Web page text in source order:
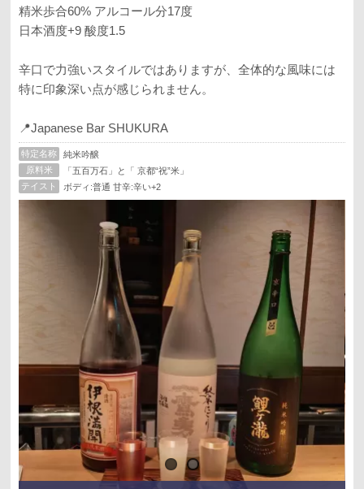
精米歩合60% アルコール分17度
日本酒度+9 酸度1.5
辛口で力強いスタイルではありますが、全体的な風味には
特に印象深い点が感じられません。
📍Japanese Bar SHUKURA
特定名称
純米吟醸
原料米
「五百万石」と「 京都“祝”米」
テイスト
ボディ:普通 甘辛:辛い+2